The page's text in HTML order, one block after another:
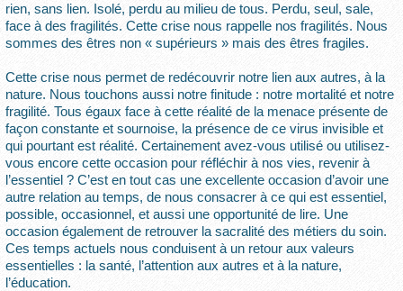
rien, sans lien. Isolé, perdu au milieu de tous. Perdu, seul, sale,
face à des fragilités. Cette crise nous rappelle nos fragilités. Nous
sommes des êtres non « supérieurs » mais des êtres fragiles.
Cette crise nous permet de redécouvrir notre lien aux autres, à la
nature. Nous touchons aussi notre finitude : notre mortalité et notre
fragilité. Tous égaux face à cette réalité de la menace présente de
façon constante et sournoise, la présence de ce virus invisible et
qui pourtant est réalité. Certainement avez-vous utilisé ou utilisez-
vous encore cette occasion pour réfléchir à nos vies, revenir à
l’essentiel ? C’est en tout cas une excellente occasion d’avoir une
autre relation au temps, de nous consacrer à ce qui est essentiel,
possible, occasionnel, et aussi une opportunité de lire. Une
occasion également de retrouver la sacralité des métiers du soin.
Ces temps actuels nous conduisent à un retour aux valeurs
essentielles : la santé, l’attention aux autres et à la nature,
l’éducation.